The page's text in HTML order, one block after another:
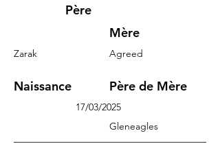
Père
Mère
Zarak
Naissance
Agreed
Père de Mère
17/03/2025
Gleneagles